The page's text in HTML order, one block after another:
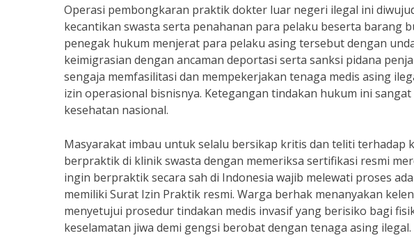
Operasi pembongkaran praktik dokter luar negeri ilegal ini
kecantikan swasta serta penahanan para pelaku beserta barang
penegak hukum menjerat para pelaku asing tersebut dengan
keimigrasian dengan ancaman deportasi serta sanksi pidana
sengaja memfasilitasi dan mempekerjakan tenaga medis asing
izin operasional bisnisnya. Ketegangan tindakan hukum ini
kesehatan nasional.
Masyarakat imbau untuk selalu bersikap kritis dan teliti terhadap
berpraktik di klinik swasta dengan memeriksa sertifikasi resmi
ingin berpraktik secara sah di Indonesia wajib melewati proses
memiliki Surat Izin Praktik resmi. Warga berhak menanyakan
menyetujui prosedur tindakan medis invasif yang berisiko bagi
keselamatan jiwa demi gengsi berobat dengan tenaga asing ilegal.